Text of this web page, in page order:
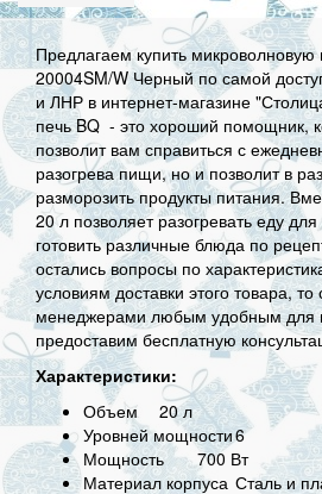
Предлагаем купить микроволновую
20004SM/W Черный по самой
и ЛНР в интернет-магазине
печь BQ - это хороший помощник,
позволит вам справиться с
разогрева пищи, но и позволит в
разморозить продукты питания.
20 л позволяет разогревать еду
готовить различные блюда по
остались вопросы по
условиям доставки этого товара,
менеджерами любым удобным для
предоставим бесплатную
Характеристики:
Объем
20 л
Уровней мощности6
Мощность
700 Вт
Материал корпуса Сталь и